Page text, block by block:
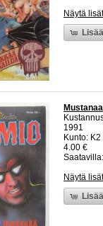
Näytä
1991
Kunto:
4.00 €
Näytä